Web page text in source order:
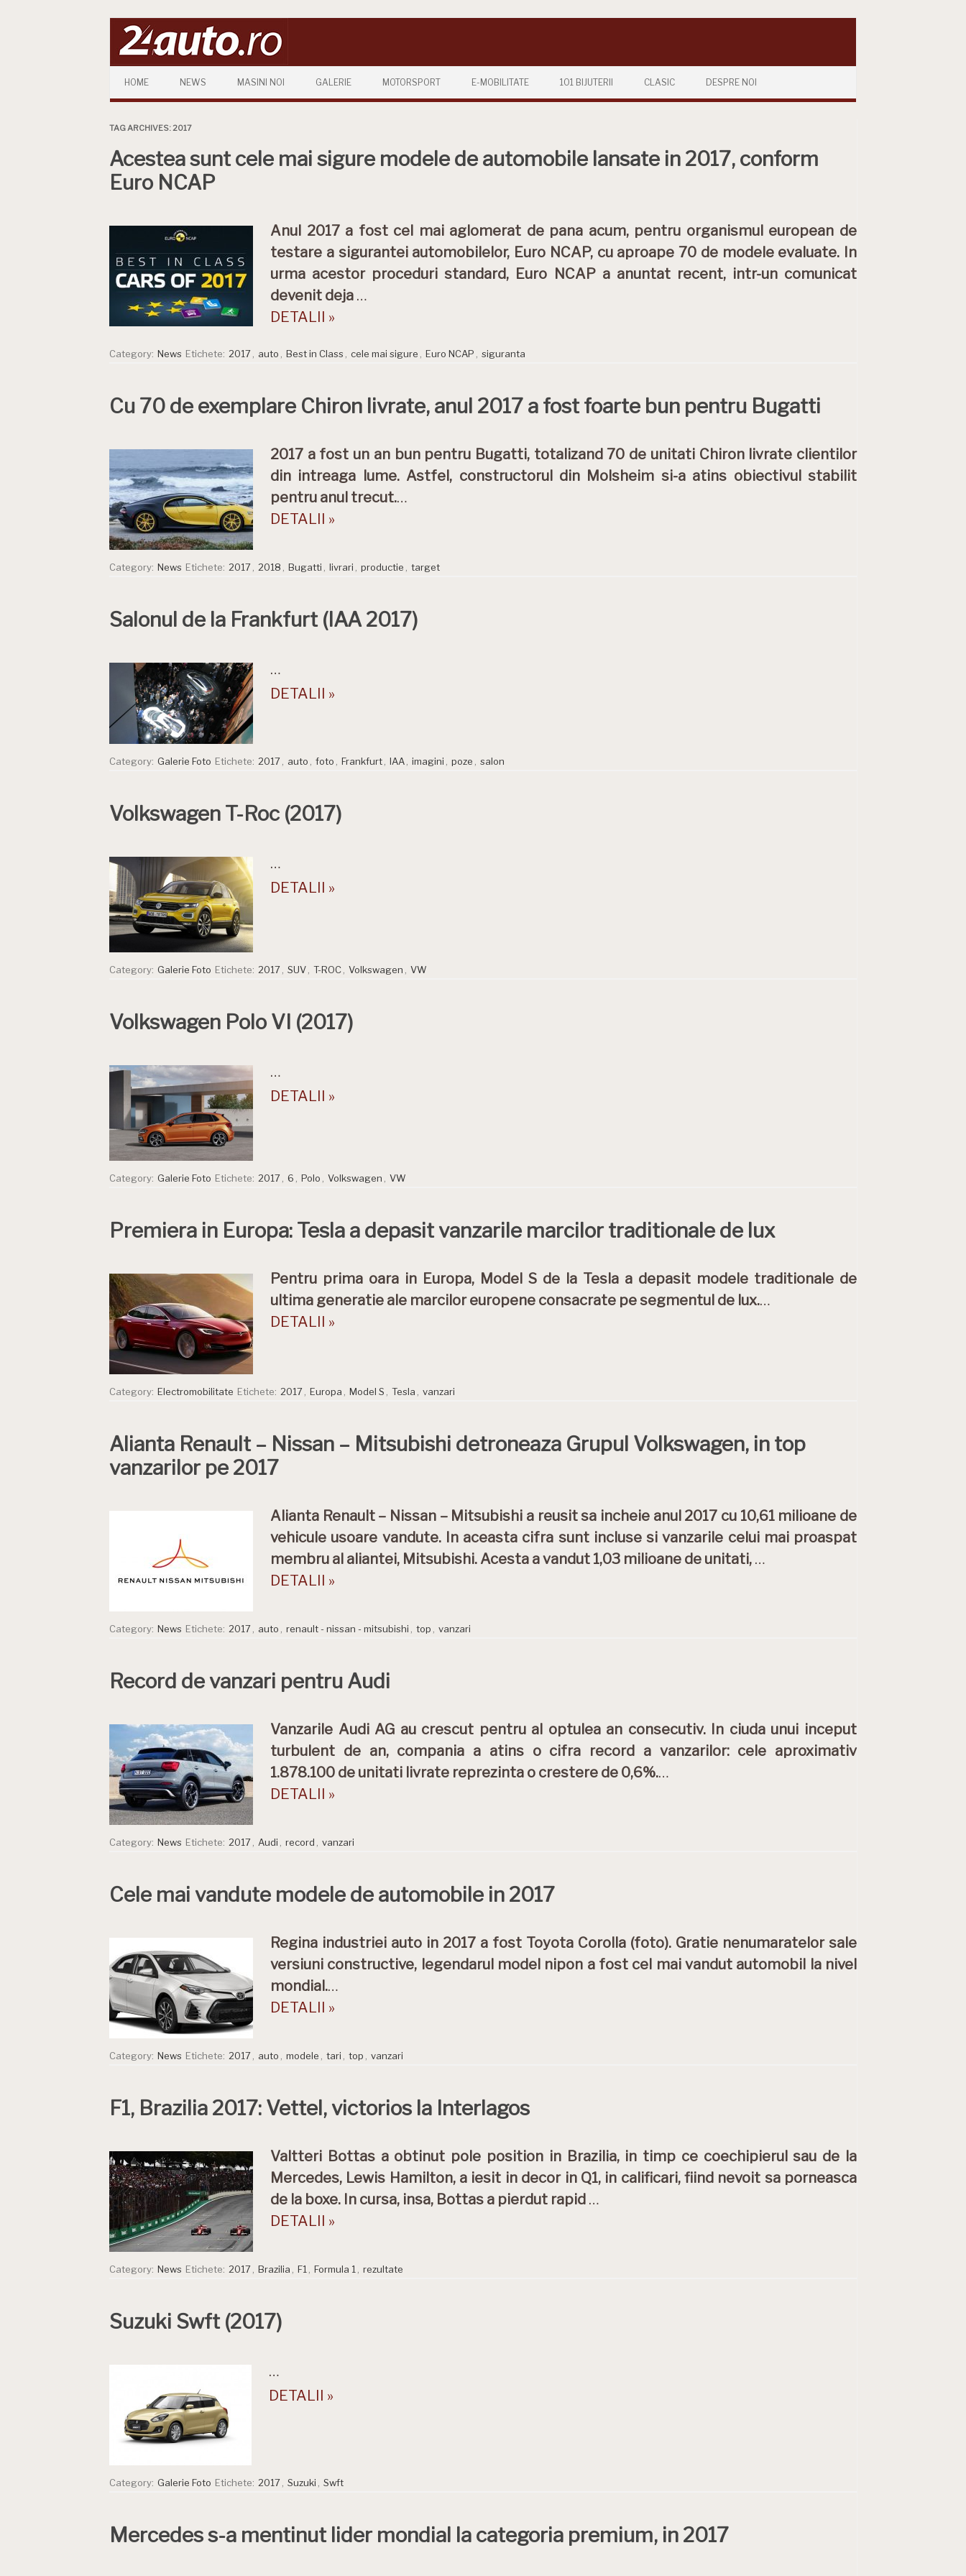
HOME NEWS MASINI NOI GALERIE MOTORSPORT E-MOBILITATE 101 BIJUTERII CLASIC DESPRE NOI
TAG ARCHIVES:2017
Acestea sunt cele mai sigure modele de automobile lansate in 2017, conform
Euro NCAP
Anul 2017 a fost cel mai aglomerat de pana acum, pentru organismul european de
testare a sigurantei automobilelor, Euro NCAP, cu aproape 70 de modele evaluate. In
urma acestor proceduri standard, Euro NCAP a anuntat recent, intr-un comunicat
devenit deja …
DETALII »
Category: News Etichete: 2017 auto Best in Class cele mai sigure Euro NCAP siguranta
Cu 70 de exemplare Chiron livrate, anul 2017 a fost foarte bun pentru Bugatti
2017 a fost un an bun pentru Bugatti, totalizand 70 de unitati Chiron livrate clientilor
din intreaga lume. Astfel, constructorul din Molsheim si-a atins obiectivul stabilit
pentru anul trecut.…
DETALII »
Category: News Etichete: 2017 2018 Bugatti livrari productie target
Salonul de la Frankfurt (IAA 2017)
…
DETALII »
Category: Galerie Foto Etichete: 2017 auto foto Frankfurt IAA imagini poze salon
Volkswagen T-Roc (2017)
…
DETALII »
Category: Galerie Foto Etichete: 2017 SUV T-ROC Volkswagen VW
Volkswagen Polo VI (2017)
…
DETALII »
Category: Galerie Foto Etichete: 2017, 6 , Polo , Volkswagen , VW
Premiera in Europa: Tesla a depasit vanzarile marcilor traditionale de lux
Pentru prima oara in Europa, Model S de la Tesla a depasit modele traditionale de
ultima generatie ale marcilor europene consacrate pe segmentul de lux.…
DETALII »
Category: Electromobilitate Etichete: 2017, Europa , Model S , Tesla , vanzari
Alianta Renault – Nissan – Mitsubishi detroneaza Grupul Volkswagen, in top
vanzarilor pe 2017
Alianta Renault – Nissan – Mitsubishi a reusit sa incheie anul 2017 cu 10,61 milioane de
vehicule usoare vandute. In aceasta cifra sunt incluse si vanzarile celui mai proaspat
membru al aliantei, Mitsubishi. Acesta a vandut 1,03 milioane de unitati, …
DETALII »
Category: News Etichete: 2017, auto , renault - nissan - mitsubishi , top , vanzari
Record de vanzari pentru Audi
Vanzarile Audi AG au crescut pentru al optulea an consecutiv. In ciuda unui inceput
turbulent de an, compania a atins o cifra record a vanzarilor: cele aproximativ
1.878.100 de unitati livrate reprezinta o crestere de 0,6%.…
DETALII »
Category: News Etichete: 2017, Audi , record , vanzari
Cele mai vandute modele de automobile in 2017
Regina industriei auto in 2017 a fost Toyota Corolla (foto). Gratie nenumaratelor sale
versiuni constructive, legendarul model nipon a fost cel mai vandut automobil la nivel
mondial.…
DETALII »
Category: News Etichete: 2017, auto , modele , tari , top , vanzari
F1, Brazilia 2017: Vettel, victorios la Interlagos
Valtteri Bottas a obtinut pole position in Brazilia, in timp ce coechipierul sau de la
Mercedes, Lewis Hamilton, a iesit in decor in Q1, in calificari, fiind nevoit sa porneasca
de la boxe. In cursa, insa, Bottas a pierdut rapid …
DETALII »
Category: News Etichete: 2017, Brazilia , F1, Formula 1, rezultate
Suzuki Swft (2017)
…
DETALII »
Category: Galerie Foto Etichete: 2017, Suzuki , Swft
Mercedes s-a mentinut lider mondial la categoria premium, in 2017